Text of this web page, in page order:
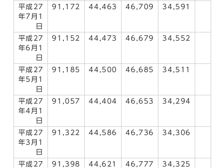
平成27
年7月1
日
91,172 44,463 46,709 34,591
平成27
年6月1
日
91,152 44,473 46,679 34,552
平成27
年5月1
日
91,185 44,500 46,685 34,511
平成27
年4月1
日
91,057 44,404 46,653 34,294
平成27
年3月1
日
91,322 44,586 46,736 34,306
平成27
91,398 44,621 46,777 34,325